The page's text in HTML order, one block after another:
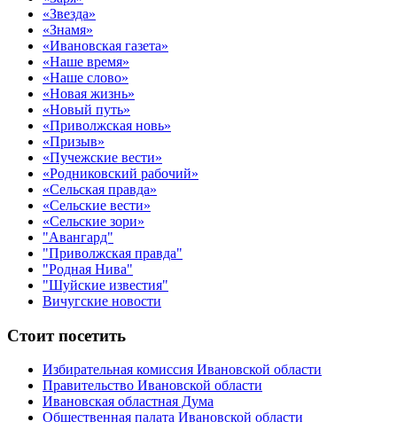
«Звезда»
«Знамя»
«Ивановская газета»
«Наше время»
«Наше слово»
«Новая жизнь»
«Новый путь»
«Приволжская новь»
«Призыв»
«Пучежские вести»
«Родниковский рабочий»
«Сельская правда»
«Сельские вести»
«Сельские зори»
"Авангард"
"Приволжская правда"
"Родная Нива"
"Шуйские известия"
Вичугские новости
Стоит посетить
Избирательная комиссия Ивановской области
Правительство Ивановской области
Ивановская областная Дума
Общественная палата Ивановской области